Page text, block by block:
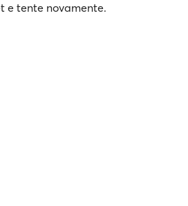
e tente novamente.